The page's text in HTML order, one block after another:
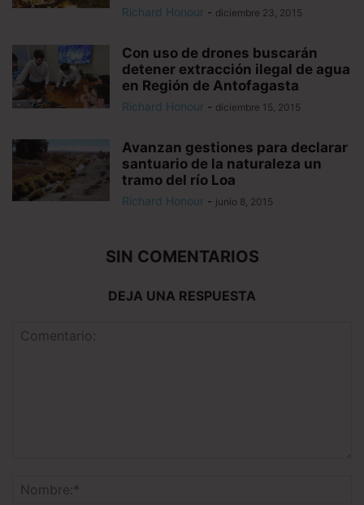
Richard Honour - diciembre 23, 2015
Con uso de drones buscarán
detener extracción ilegal de agua
en Región de Antofagasta
Richard Honour - diciembre 15, 2015
Avanzan gestiones para declarar
santuario de la naturaleza un
tramo del río Loa
Richard Honour - junio 8, 2015
SIN COMENTARIOS
DEJA UNA RESPUESTA